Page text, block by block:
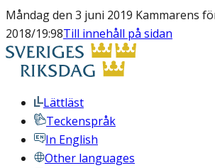
Måndag den 3 juni 2019 Kammarens
2018/19:98Till innehåll på sidan
Lättläst
Teckenspråk
In English
Other languages